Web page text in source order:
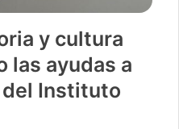
y cultura
las ayudas a
Instituto